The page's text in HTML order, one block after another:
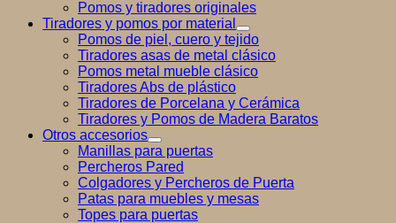
Pomos y tiradores originales
Tiradores y pomos por material
Pomos de piel, cuero y tejido
Tiradores asas de metal clásico
Pomos metal mueble clásico
Tiradores Abs de plástico
Tiradores de Porcelana y Cerámica
Tiradores y Pomos de Madera Baratos
Otros accesorios
Manillas para puertas
Percheros Pared
Colgadores y Percheros de Puerta
Patas para muebles y mesas
Topes para puertas